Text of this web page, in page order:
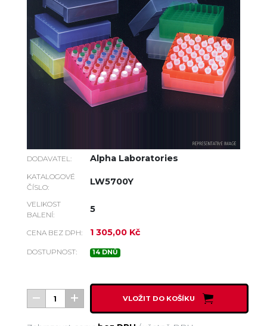
DODAVATEL: Alpha Laboratories
KATALOGOVÉ
ČÍSLO:
LW5700Y
VELIKOST
BALENÍ:
5
CENA BEZ DPH: 1 305,00 Kč
DOSTUPNOST: 14 DNŮ
VLOŽIT DO KOŠÍKU